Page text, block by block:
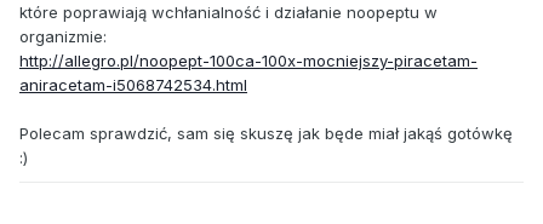
które poprawiają wchłanialność i działanie noopeptu w
organizmie:
http://allegro.pl/noopept-100ca-100x-mocniejszy-piracetam-
aniracetam-i5068742534.html
Polecam sprawdzić, sam się skuszę jak będe miał jakąś gotówkę
:)